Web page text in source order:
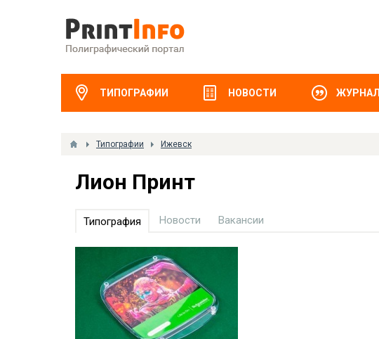
ТИПОГРАФИИ НОВОСТИ ЖУРНАЛ
Типографии Ижевск
Лион Принт
Типография Новости Вакансии